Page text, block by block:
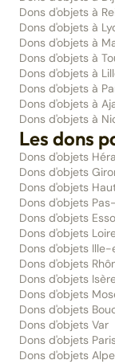
Dons d'objets à
Dons d'objets à
Dons d'objets à
Dons d'objets à
Dons d'objets à
Dons d'objets à
Dons d'objets à
Dons d'objets à
Les dons
Dons d'objets
Dons d'objets
Dons d'objets
Dons d'objets
Dons d'objets
Dons d'objets
Dons d'objets
Dons d'objets
Dons d'objets
Dons d'objets
Dons d'objets
Dons d'objets Var
Dons d'objets
Dons d'objets